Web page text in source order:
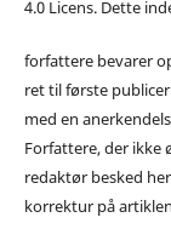
4.0 Licens. Dette
forfattere bevarer
ret til første
med en
Forfattere, der ikke
redaktør besked
korrektur på